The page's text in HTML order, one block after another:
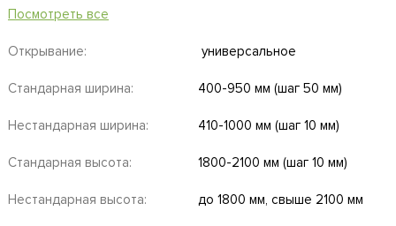
Посмотреть все
Открывание: универсальное
Стандарная ширина: 400-950 мм (шаг 50 мм)
Нестандарная ширина: 410-1000 мм (шаг 10 мм)
Стандарная высота: 1800-2100 мм (шаг 10 мм)
Нестандарная высота: до 1800 мм, свыше 2100 мм